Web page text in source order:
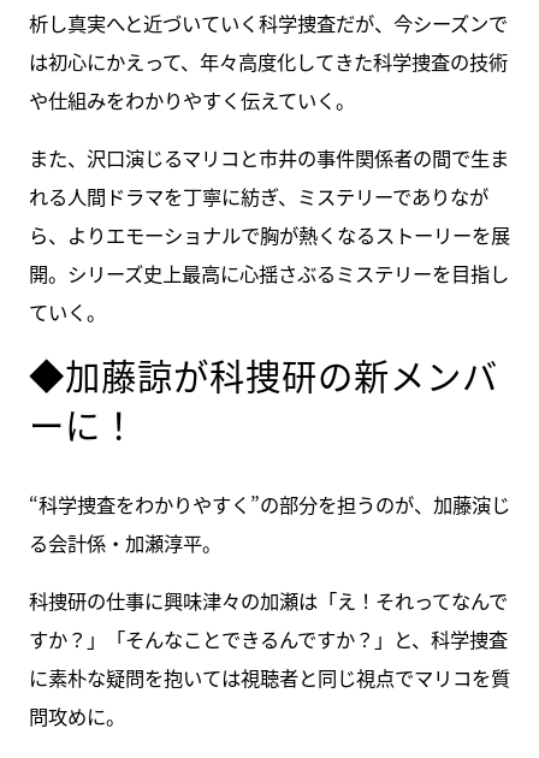
析し真実へと近づいていく科学捜査だが、今シーズンで
は初心にかえって、年々高度化してきた科学捜査の技術
や仕組みをわかりやすく伝えていく。
また、沢口演じるマリコと市井の事件関係者の間で生ま
れる人間ドラマを丁寧に紡ぎ、ミステリーでありなが
ら、よりエモーショナルで胸が熱くなるストーリーを展
開。シリーズ史上最高に心揺さぶるミステリーを目指し
ていく。
◆加藤諒が科捜研の新メンバ
ーに！
“科学捜査をわかりやすく”の部分を担うのが、加藤演じ
る会計係・加瀬淳平。
科捜研の仕事に興味津々の加瀬は「え！それってなんで
すか？」「そんなことできるんですか？」と、科学捜査
に素朴な疑問を抱いては視聴者と同じ視点でマリコを質
問攻めに。